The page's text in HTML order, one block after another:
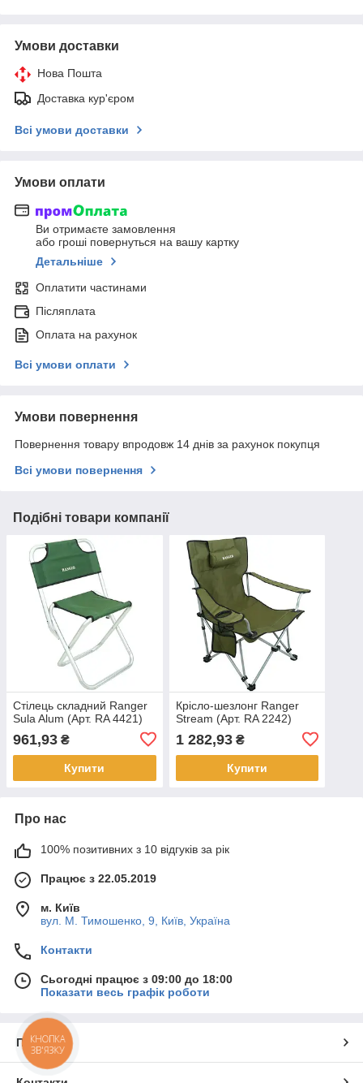
Умови доставки
Нова Пошта
Доставка кур'єром
Всі умови доставки
Умови оплати
Ви отримаєте замовлення
або гроші повернуться на вашу картку
Детальніше
Оплатити частинами
Післяплата
Оплата на рахунок
Всі умови оплати
Умови повернення
Повернення товару впродовж 14 днів за рахунок покупця
Всі умови повернення
Подібні товари компанії
Стілець складний Ranger
Sula Alum (Арт. RA 4421)
961,93 ₴
Купити
Крісло-шезлонг Ranger
Stream (Арт. RA 2242)
1 282,93₴
Купити
Про нас
100% позитивних з 10 відгуків за рік
Працює з 22.05.2019
м. Київ
вул. М. Тимошенко, 9, Київ, Україна
Контакти
Сьогодні працює з 09:00 до 18:00
Показати весь графік роботи
Про нас
КНОПКА
ЗВ'ЯЗКУ